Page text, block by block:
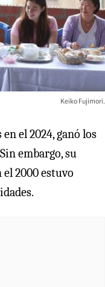
Keiko Fujimori.
el 2024, ganó los
embargo, su
2000 estuvo